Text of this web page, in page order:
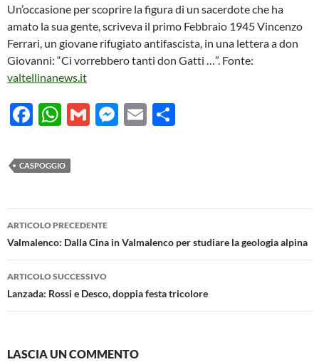
Un’occasione per scoprire la figura di un sacerdote che ha
amato la sua gente, scriveva il primo Febbraio 1945 Vincenzo
Ferrari, un giovane rifugiato antifascista, in una lettera a don
Giovanni: “Ci vorrebbero tanti don Gatti …”. Fonte:
valtellinanews.it
F
e
b
o
o
k
W
at
s
A
p
p
G
M
g
E
vi
CASPOGGIO
Navigazione
articolo
ARTICOLO PRECEDENTE
Valmalenco: Dalla Cina in Valmalenco per studiare la geologia alpina
ARTICOLO SUCCESSIVO
Lanzada: Rossi e Desco, doppia festa tricolore
LASCIA UN COMMENTO